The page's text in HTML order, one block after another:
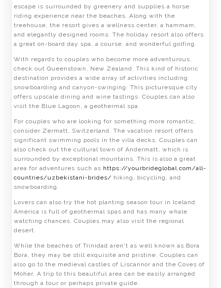
escape is surrounded by greenery and supplies a horse
riding experience near the beaches. Along with the
treehouse, the resort gives a wellness center, a hammam,
and elegantly designed rooms. The holiday resort also offers
a great on-board day spa, a course, and wonderful golfing.
With regards to couples who become more adventurous,
check out Queenstown, New Zealand. This kind of historic
destination provides a wide array of activities including
snowboarding and canyon-swinging. This picturesque city
offers upscale dining and wine tastings. Couples can also
visit the Blue Lagoon, a geothermal spa.
For couples who are looking for something more romantic,
consider Zermatt, Switzerland. The vacation resort offers
significant swimming pools in the villa decks. Couples can
also check out the cultural town of Andermatt, which is
surrounded by exceptional mountains. This is also a great
area for adventures such as https://yourbrideglobal.com/all-
countries/uzbekistani-brides/ hiking, bicycling, and
snowboarding.
Lovers can also try the hot planting season tour in Iceland.
America is full of geothermal spas and has many whale
watching chances. Couples may also visit the regional
desert.
While the beaches of Trinidad aren't as well known as Bora
Bora, they may be still exquisite and pristine. Couples can
also go to the medieval castles of Liscannor and the Coves of
Moher. A trip to this beautiful area can be easily arranged
through a tour or perhaps private guide.